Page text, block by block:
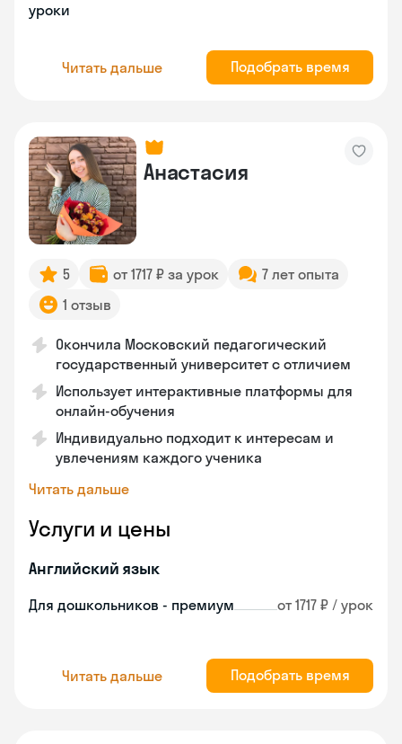
уроки
Читать дальше Подобрать время
Анастасия
5 от 1717 ₽ за урок
7 лет опыта
1 отзыв
Окончила Московский педагогический
государственный университет с отличием
Использует интерактивные платформы для
онлайн-обучения
Индивидуально подходит к интересам и
увлечениям каждого ученика
Читать дальше
Услуги и цены
Английский язык
Для дошкольников - премиум от 1717 ₽ / урок
Читать дальше Подобрать время